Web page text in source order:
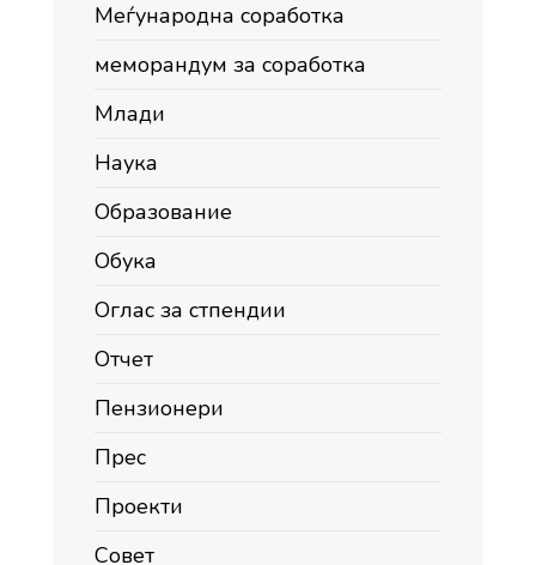
Меѓународна соработка
меморандум за соработка
Млади
Наука
Образование
Обука
Оглас за стпендии
Отчет
Пензионери
Прес
Проекти
Совет